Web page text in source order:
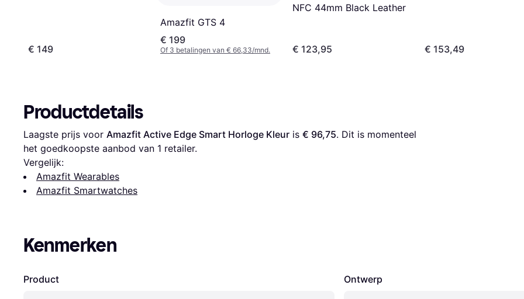
€ 149
Amazfit GTS 4
€ 199
Of 3 betalingen van € 66,33/mnd.
NFC 44mm Black Leather
€ 123,95 € 153,49
Productdetails
Laagste prijs voor Amazfit Active Edge Smart Horloge Kleur is € 96,75. Dit is momenteel
het goedkoopste aanbod van 1 retailer.
Vergelijk:
Amazfit Wearables
Amazfit Smartwatches
Kenmerken
Product Ontwerp